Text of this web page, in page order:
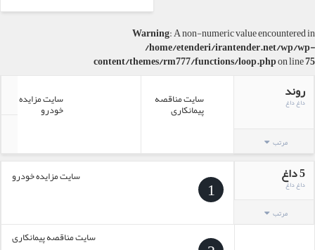
Warning: A non-numeric value encountered in
/home/etenderi/irantender.net/wp/wp-
content/themes/rm777/functions/loop.phpon line75
روند
داغ داغ
مرتب
سایت مزایده
خودرو
سایت مناقصه
پیمانکاری
5 داغ
داغ داغ
مرتب
1 سایت مزایده خودرو
سایت مناقصه پیمانکاری